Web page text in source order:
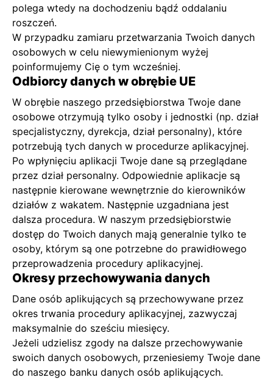
polega wtedy na dochodzeniu bądź oddalaniu
roszczeń.
W przypadku zamiaru przetwarzania Twoich danych
osobowych w celu niewymienionym wyżej
poinformujemy Cię o tym wcześniej.
Odbiorcy danych w obrębie UE
W obrębie naszego przedsiębiorstwa Twoje dane
osobowe otrzymują tylko osoby i jednostki (np. dział
specjalistyczny, dyrekcja, dział personalny), które
potrzebują tych danych w procedurze aplikacyjnej.
Po wpłynięciu aplikacji Twoje dane są przeglądane
przez dział personalny. Odpowiednie aplikacje są
następnie kierowane wewnętrznie do kierowników
działów z wakatem. Następnie uzgadniana jest
dalsza procedura. W naszym przedsiębiorstwie
dostęp do Twoich danych mają generalnie tylko te
osoby, którym są one potrzebne do prawidłowego
przeprowadzenia procedury aplikacyjnej.
Okresy przechowywania danych
Dane osób aplikujących są przechowywane przez
okres trwania procedury aplikacyjnej, zazwyczaj
maksymalnie do sześciu miesięcy.
Jeżeli udzielisz zgody na dalsze przechowywanie
swoich danych osobowych, przeniesiemy Twoje dane
do naszego banku danych osób aplikujących.